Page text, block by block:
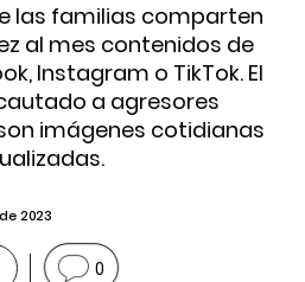
las familias comparten
al mes contenidos de
Instagram o TikTok. El
a agresores
imágenes cotidianas
2023
0